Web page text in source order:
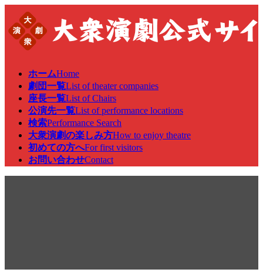
テ
ゲ
ホームHome
劇団一覧List of theater companies
座長一覧List of Chairs
公演先一覧List of performance locations
検索Performance Search
大衆演劇の楽しみ方How to enjoy theatre
初めての方へFor first visitors
お問い合わせContact